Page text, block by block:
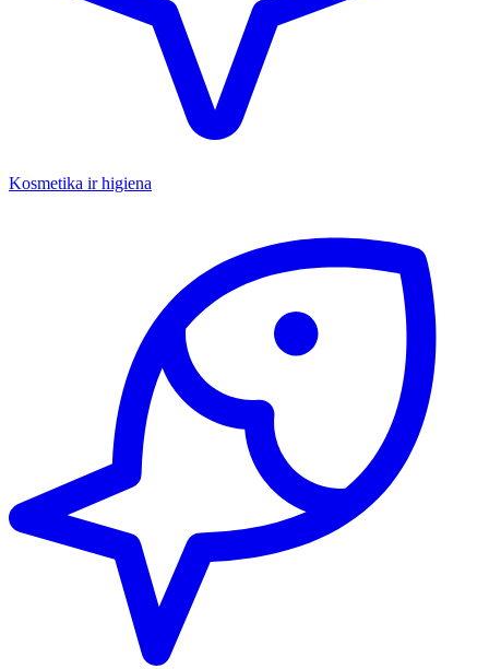
Kosmetika ir higiena